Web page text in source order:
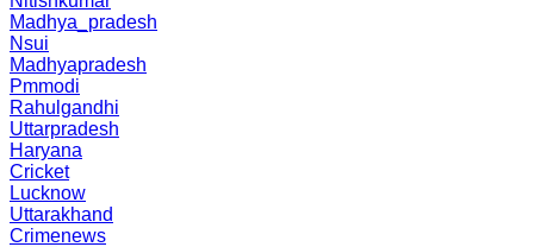
Madhya_pradesh
Nsui
Madhyapradesh
Pmmodi
Rahulgandhi
Uttarpradesh
Haryana
Cricket
Lucknow
Uttarakhand
Crimenews